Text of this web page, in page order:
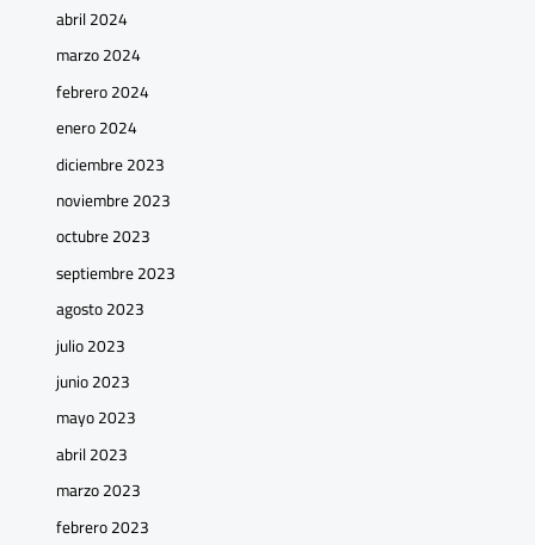
abril 2024
marzo 2024
febrero 2024
enero 2024
diciembre 2023
noviembre 2023
octubre 2023
septiembre 2023
agosto 2023
julio 2023
junio 2023
mayo 2023
abril 2023
marzo 2023
febrero 2023